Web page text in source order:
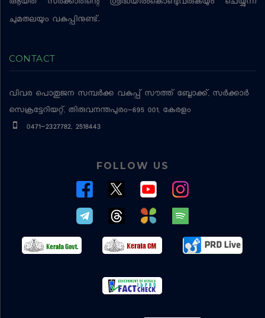
ആയത് സര്‍ക്കാരിന്റെ ശ്രദ്ധയില്‍കൊണ്ടുവരുകയും ചെയ്യുന്ന
ചുമതലയും വകുപ്പിനുണ്ട്.
CONTACT
വിവര പൊതുജന സമ്പര്‍ക്ക വകുപ്പ് സൗത്ത് ബ്ലോക്ക്, സര്‍ക്കാര്‍
സെക്രട്ടേറിയറ്റ്, തിരുവനന്തപുരം-695 001, കേരളം
0471-2327782, 2518443
FOLLOW US